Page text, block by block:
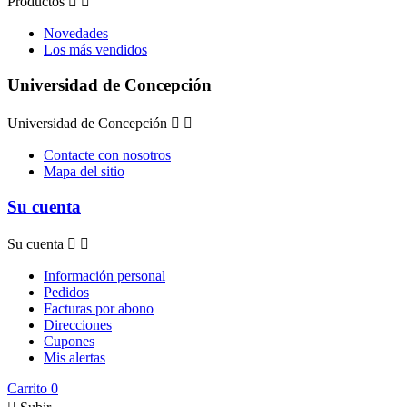
Novedades
Los más vendidos
Universidad de Concepción
Universidad de Concepción  
Contacte con nosotros
Mapa del sitio
Su cuenta
Su cuenta  
Información personal
Pedidos
Facturas por abono
Direcciones
Cupones
Mis alertas
Carrito 0